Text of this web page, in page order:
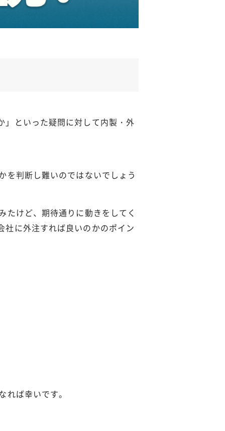
」といった疑問に対して内製・外
を判断し難いのではないでしょう
たけど、期待通りに動きをしてく
に外注すれば良いのかのポイン
ば幸いです。